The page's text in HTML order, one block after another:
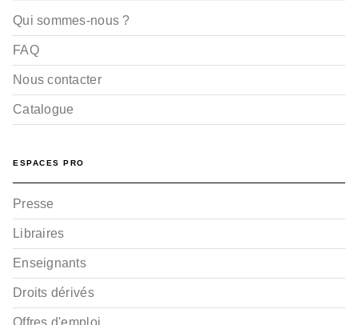
Qui sommes-nous ?
FAQ
Nous contacter
Catalogue
ESPACES PRO
Presse
Libraires
Enseignants
Droits dérivés